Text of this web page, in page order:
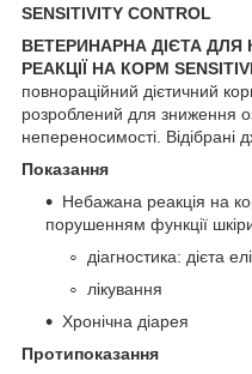
SENSITIVITY CONTROL
ВЕТЕРИНАРНА ДІЄТА
РЕАКЦІЇ НА КОРМ
повнораційний дієтичний
розроблений для зниження
непереносимості. Відібрані
Показання
Небажана реакція на
порушенням функції
діагностика: дієта
лікування
Хронічна діарея
Протипоказання